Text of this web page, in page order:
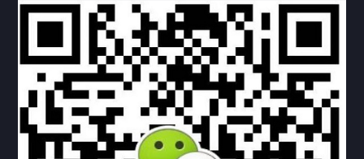
联系方式 关于我们
下载与支持
资料下载 视频中心
常见问题
购买流程 版权条款